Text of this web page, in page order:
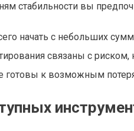
стабильности вы
начать с небольших
связаны с риском,
готовы к возможным